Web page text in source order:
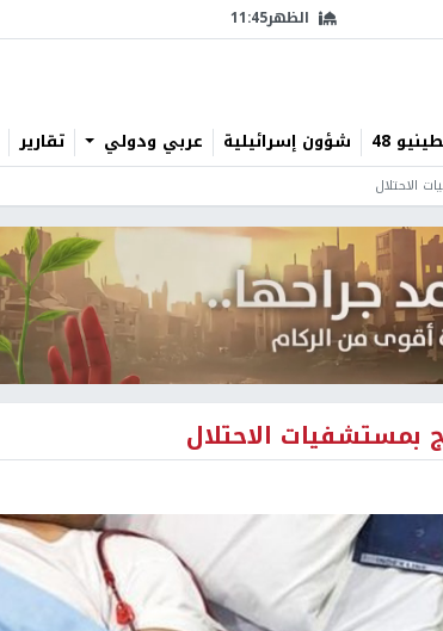
الظهر11:45
48 شؤون إسرائيلية عربي ودولي تقارير
الاحتلال
بمستشفيات الاحتلال